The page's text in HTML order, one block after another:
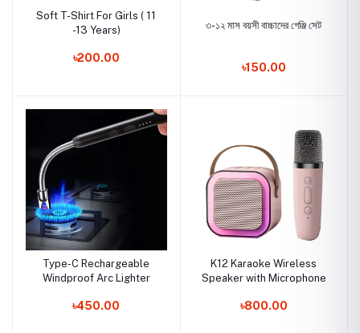
Soft T-Shirt For Girls ( 11
-13 Years)
৳200.00
৩-১২ মাস বয়সী বাচ্চাদের গেঞ্জি সেট
৳150.00
Type-C Rechargeable
Windproof Arc Lighter
৳450.00
K12 Karaoke Wireless
Speaker with Microphone
৳800.00